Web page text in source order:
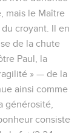
mais le Maître
croyant. Il en
de la chute
Paul, la
» — de la
ainsi comme
générosité,
consiste